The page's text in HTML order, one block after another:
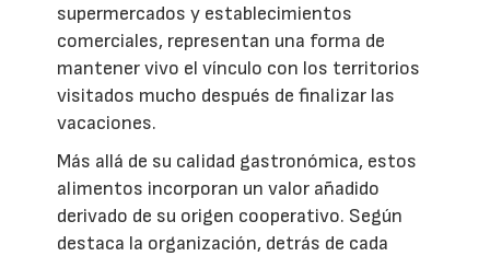
supermercados y establecimientos
comerciales, representan una forma de
mantener vivo el vínculo con los territorios
visitados mucho después de finalizar las
vacaciones.
Más allá de su calidad gastronómica, estos
alimentos incorporan un valor añadido
derivado de su origen cooperativo. Según
destaca la organización, detrás de cada